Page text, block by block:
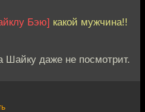
Бэю] какой мужчина!!
даже не посмотрит.